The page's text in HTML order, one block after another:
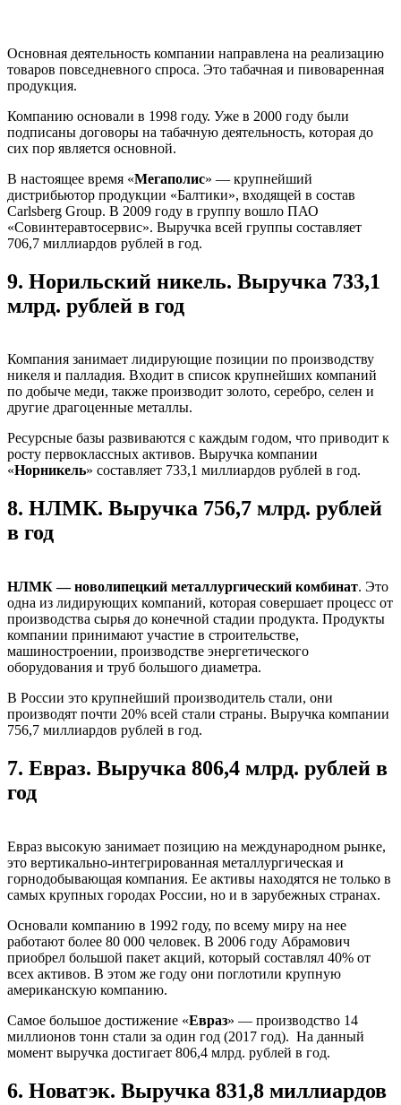
Основная деятельность компании направлена на реализацию
товаров повседневного спроса. Это табачная и пивоваренная
продукция.
Компанию основали в 1998 году. Уже в 2000 году были
подписаны договоры на табачную деятельность, которая до
сих пор является основной.
В настоящее время «Мегаполис» — крупнейший
дистрибьютор продукции «Балтики», входящей в состав
Carlsberg Group. В 2009 году в группу вошло ПАО
«Совинтеравтосервис». Выручка всей группы составляет
706,7 миллиардов рублей в год.
9. Норильский никель. Выручка 733,1
млрд. рублей в год
Компания занимает лидирующие позиции по производству
никеля и палладия. Входит в список крупнейших компаний
по добыче меди, также производит золото, серебро, селен и
другие драгоценные металлы.
Ресурсные базы развиваются с каждым годом, что приводит к
росту первоклассных активов. Выручка компании
«Норникель» составляет 733,1 миллиардов рублей в год.
8. НЛМК. Выручка 756,7 млрд. рублей
в год
НЛМК — новолипецкий металлургический комбинат. Это
одна из лидирующих компаний, которая совершает процесс от
производства сырья до конечной стадии продукта. Продукты
компании принимают участие в строительстве,
машиностроении, производстве энергетического
оборудования и труб большого диаметра.
В России это крупнейший производитель стали, они
производят почти 20% всей стали страны. Выручка компании
756,7 миллиардов рублей в год.
7. Евраз. Выручка 806,4 млрд. рублей в
год
Евраз высокую занимает позицию на международном рынке,
это вертикально-интегрированная металлургическая и
горнодобывающая компания. Ее активы находятся не только в
самых крупных городах России, но и в зарубежных странах.
Основали компанию в 1992 году, по всему миру на нее
работают более 80 000 человек. В 2006 году Абрамович
приобрел большой пакет акций, который составлял 40% от
всех активов. В этом же году они поглотили крупную
американскую компанию.
Самое большое достижение «Евраз» — производство 14
миллионов тонн стали за один год (2017 год). На данный
момент выручка достигает 806,4 млрд. рублей в год.
6. Новатэк. Выручка 831,8 миллиардов